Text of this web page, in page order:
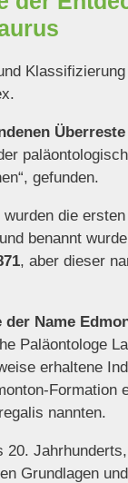
gefunden.
wurden die
benannt
, aber dieser
der Name
Paläontologe
erhaltene
Formation
nannten.
20.
Grundlagen